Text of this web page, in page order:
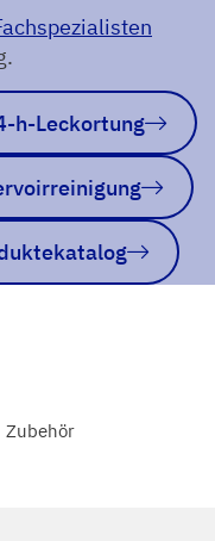
h-Leckortung
Zubehör